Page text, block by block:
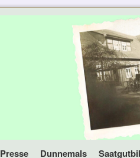
Presse Dunnemals